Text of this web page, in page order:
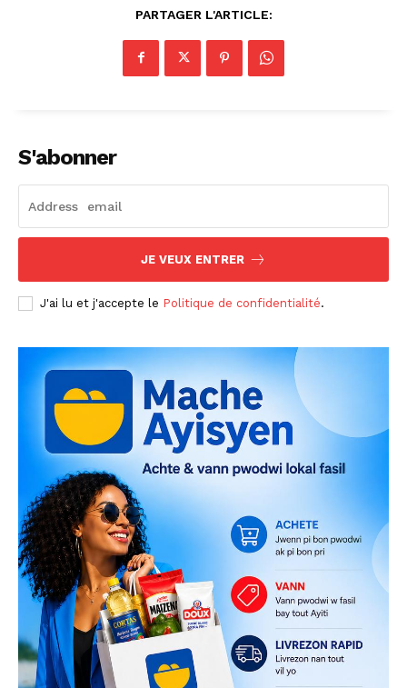
PARTAGER L'ARTICLE:
S'abonner
JE VEUX ENTRER
J'ai lu et j'accepte le Politique de confidentialité.